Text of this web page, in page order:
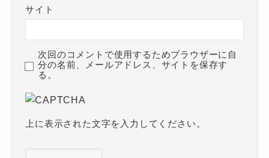
サイト
次回のコメントで使用するためブラウザーに自
分の名前、メールアドレス、サイトを保存す
る。
上に表示された文字を入力してください。